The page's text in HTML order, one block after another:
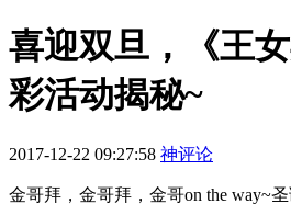
喜迎双旦，《王
彩活动揭秘~
2017-12-22 09:27:58 神评论
金哥拜，金哥拜，金哥on the way~